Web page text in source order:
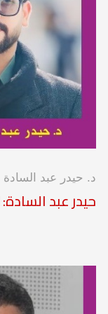
د. حيدر عبد
حيدر عبد السادة: